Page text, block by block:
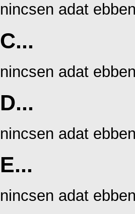
nincsen adat
C...
nincsen adat
D...
nincsen adat
E...
nincsen adat